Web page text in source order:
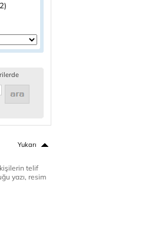
Yukarı
telif
yazı, resim